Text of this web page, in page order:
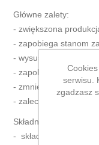
Główne zalety:
- zwiększona
- zapobiega stanom
- wysusza racice
- zapobiega wilgoci i
- zmniejsza
- zalecana w celu
Składniki:
- składniki
serwisu.
zgadzasz